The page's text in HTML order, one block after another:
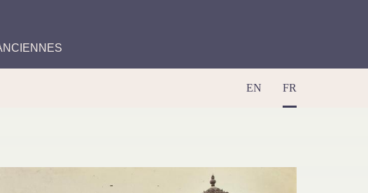
EN FR